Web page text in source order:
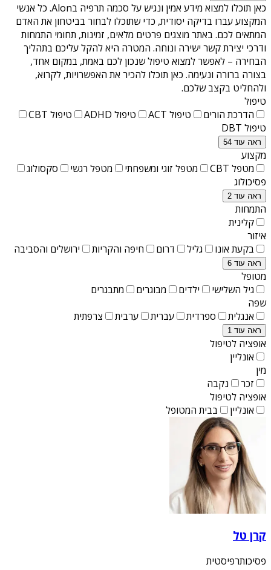
כאן תוכלו למצוא מידע אמין ונגיש על סכמה תרפיה בAlon
. כל אנשי
המקצוע עברו בדיקה יסודית, כדי שתוכלו לבחור בביטחון את האדם
המתאים לכם. באתר מוצגים פרטים מלאים, זמינות, תחומי התמחות
ודרכי יצירת קשר ישירה ונוחה. המטרה היא להקל עליכם בתהליך
הבחירה – לאפשר למצוא טיפול שנכון לכם באמת, במקום אחד,
בצורה ברורה ונעימה. כאן תוכלו להכיר את האפשרויות, לקרוא,
ולהחליט בקצב שלכם.
טיפול
הדרכת הורים
טיפול ACT טיפול ADHD
טיפול CBT
טיפול DBT
ראה עוד 54
מקצוע
מטפל CBT
מטפל זוגי ומשפחתי מטפל רגשי
סקסולוג
פסיכולוג
ראה עוד 2
התמחות
קלינית
איזור
בקעת אונו
גליל דרום חיפה והקריות ירושלים והסביבה
ראה עוד 6
מטופל
גיל השלישי
ילדים מבוגרים
מתבגרים
שפה
אנגלית
ספרדית עברית ערבית צרפתית
ראה עוד 1
אופציה לטיפול
אונליין
מין
זכר
נקבה
אופציה לטיפול
אונליין
בבית המטופל
קרן טל
פסיכותרפיסטית